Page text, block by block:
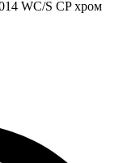
WC/S CP хром